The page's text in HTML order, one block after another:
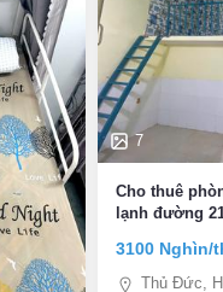
7
Cho thuê
lạnh đường
3100 Nghìn/
Thủ Đức,